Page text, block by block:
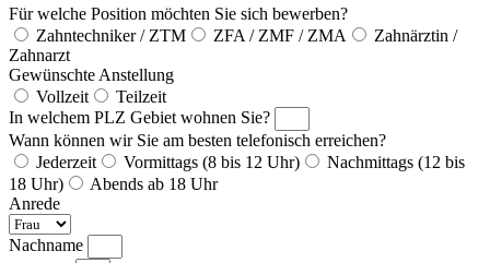
Für welche Position möchten Sie sich bewerben?
Zahntechniker / ZTM
ZFA / ZMF / ZMA
Zahnärztin /
Zahnarzt
Gewünschte Anstellung
Vollzeit
Teilzeit
In welchem PLZ Gebiet wohnen Sie?
Wann können wir Sie am besten telefonisch erreichen?
Jederzeit
Vormittags (8 bis 12 Uhr)
Nachmittags (12 bis
18 Uhr)
Abends ab 18 Uhr
Anrede
Nachname